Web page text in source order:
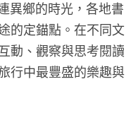
異鄉的時光，各地書
的定錨點。在不同文
動、觀察與思考閱讀
行中最豐盛的樂趣與